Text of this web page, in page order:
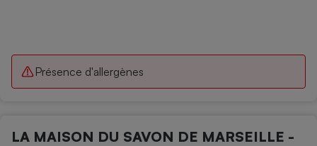
Présence d'allergènes
LA MAISON DU SAVON DE MARSEILLE -